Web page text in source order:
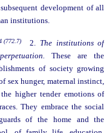
development of all
institutions.
(772.7) 2. The institutions of
These are the
of society growing
sex hunger, maternal instinct,
higher tender emotions of
They embrace the social
of the home and the